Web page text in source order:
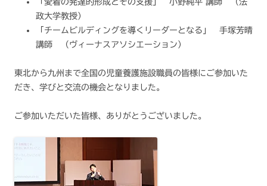
「愛着の発達的形成とその支援」 小野純平 講師 （法
政大学教授）
「チームビルディングを導くリーダーとなる」 手塚芳晴
講師 （ヴィーナスアソシエーション）
東北から九州まで全国の児童養護施設職員の皆様にご参加いた
だき、学びと交流の機会となりました。
ご参加いただいた皆様、ありがとうございました。